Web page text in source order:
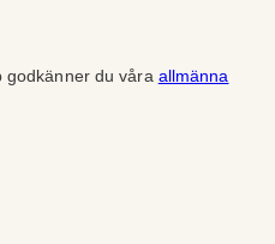
godkänner du våra allmänna